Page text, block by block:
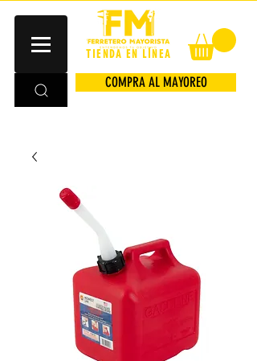
TIENDA EN LÍNEA
COMPRA AL MAYOREO